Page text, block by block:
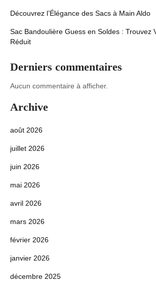
Découvrez l’Élégance des Sacs à Main Aldo
Sac Bandoulière Guess en Soldes : Trouvez
Réduit
Derniers commentaires
Aucun commentaire à afficher.
Archive
août 2026
juillet 2026
juin 2026
mai 2026
avril 2026
mars 2026
février 2026
janvier 2026
décembre 2025